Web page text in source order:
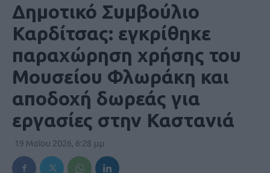
Δημοτικό Συμβούλιο
Καρδίτσας: εγκρίθηκε
παραχώρηση χρήσης του
Μουσείου Φλωράκη και
αποδοχή δωρεάς για
εργασίες στην Καστανιά
19 Μαΐου 2026, 6:28 μμ